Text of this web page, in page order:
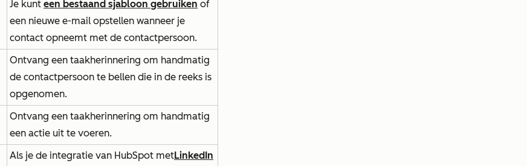
Je kunt een bestaand sjabloon gebruiken of
een nieuwe e-mail opstellen wanneer je
contact opneemt met de contactpersoon.
Ontvang een taakherinnering om handmatig
de contactpersoon te bellen die in de reeks is
opgenomen.
Ontvang een taakherinnering om handmatig
een actie uit te voeren.
Als je de integratie van HubSpot metLinkedIn